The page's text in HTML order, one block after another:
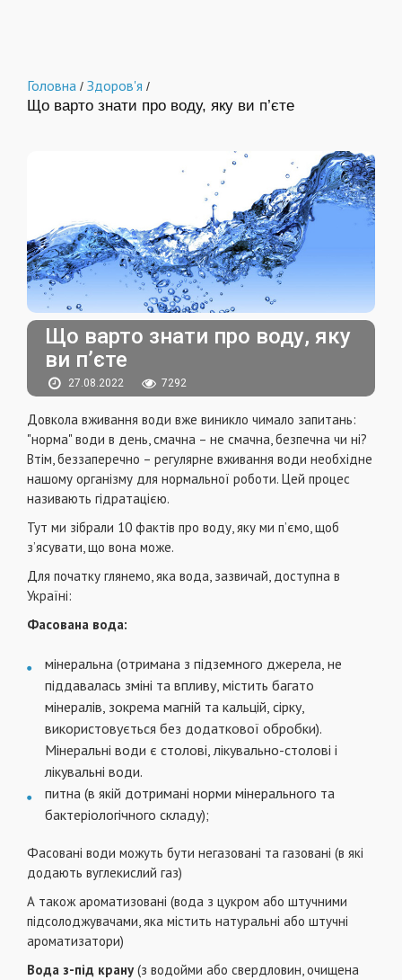
Головна / Здоров'я /
Що варто знати про воду, яку ви п’єте
Що варто знати про воду, яку
ви п’єте
27.08.2022 7292
Довкола вживання води вже виникло чимало запитань:
"норма" води в день, смачна – не смачна, безпечна чи ні?
Втім, беззаперечно – регулярне вживання води необхідне
нашому організму для нормальної роботи. Цей процес
називають гідратацією.
Тут ми зібрали 10 фактів про воду, яку ми п’ємо, щоб
з’ясувати, що вона може.
Для початку глянемо, яка вода, зазвичай, доступна в
Україні:
Фасована вода:
мінеральна (отримана з підземного джерела, не
піддавалась зміні та впливу, містить багато
мінералів, зокрема магній та кальцій, сірку,
використовується без додаткової обробки).
Мінеральні води є столові, лікувально-столові і
лікувальні води.
питна (в якій дотримані норми мінерального та
бактеріологічного складу);
Фасовані води можуть бути негазовані та газовані (в які
додають вуглекислий газ)
А також ароматизовані (вода з цукром або штучними
підсолоджувачами, яка містить натуральні або штучні
ароматизатори)
Вода з-під крану(з водойми або свердловин, очищена